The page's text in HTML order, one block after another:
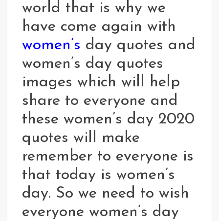
world that is why we
have come again with
women’s day quotes and
women’s day quotes
images which will help
share to everyone and
these women’s day 2020
quotes will make
remember to everyone is
that today is women’s
day. So we need to wish
everyone women’s day